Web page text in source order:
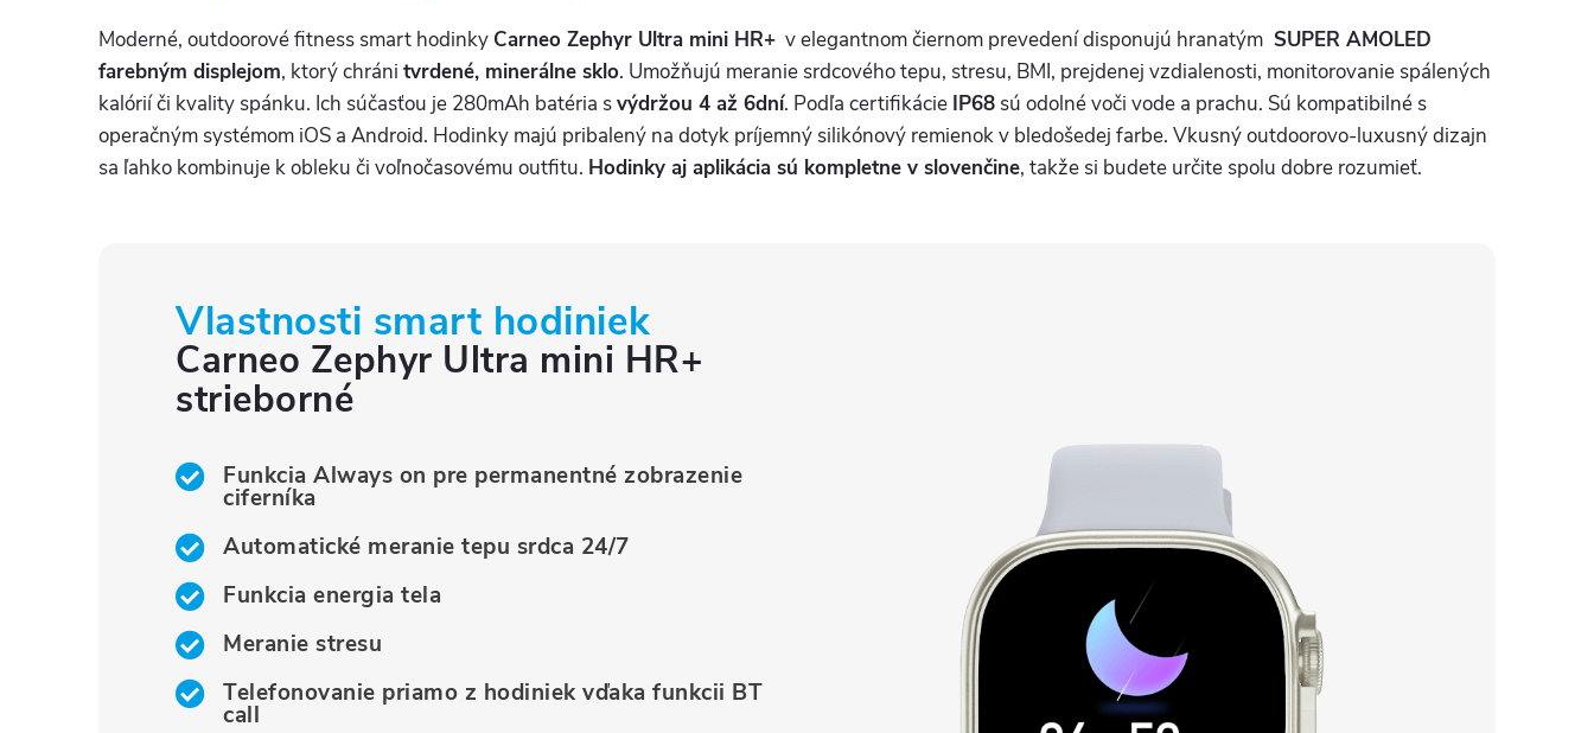
Moderné, outdoorové fitness smart hodinky Carneo Zephyr Ultra mini HR+ v elegantnom čiernom prevedení disponujú hranatým SUPER AMOLED
farebným displejom, ktorý chráni tvrdené, minerálne sklo. Umožňujú meranie srdcového tepu, stresu, BMI, prejdenej vzdialenosti, monitorovanie spálených
kalórií či kvality spánku. Ich súčasťou je 280mAh batéria svýdržou 4 až 6dní. Podľa certifikácie IP68 sú odolné voči vode a prachu. Sú kompatibilné s
operačným systémom iOS a Android. Hodinky majú pribalený na dotyk príjemný silikónový remienok v bledošedej farbe. Vkusný outdoorovo-luxusný dizajn
sa ľahko kombinuje k obleku či voľnočasovému outfitu. Hodinky aj aplikácia sú kompletne v slovenčine, takže si budete určite spolu dobre rozumieť.
Vlastnosti smart hodiniek
Carneo Zephyr Ultra mini HR+
strieborné
Funkcia Always on pre permanentné zobrazenie
ciferníka
Automatické meranie tepu srdca 24/7
Funkcia energia tela
Meranie stresu
Telefonovanie priamo z hodiniek vďaka funkcii BT
call